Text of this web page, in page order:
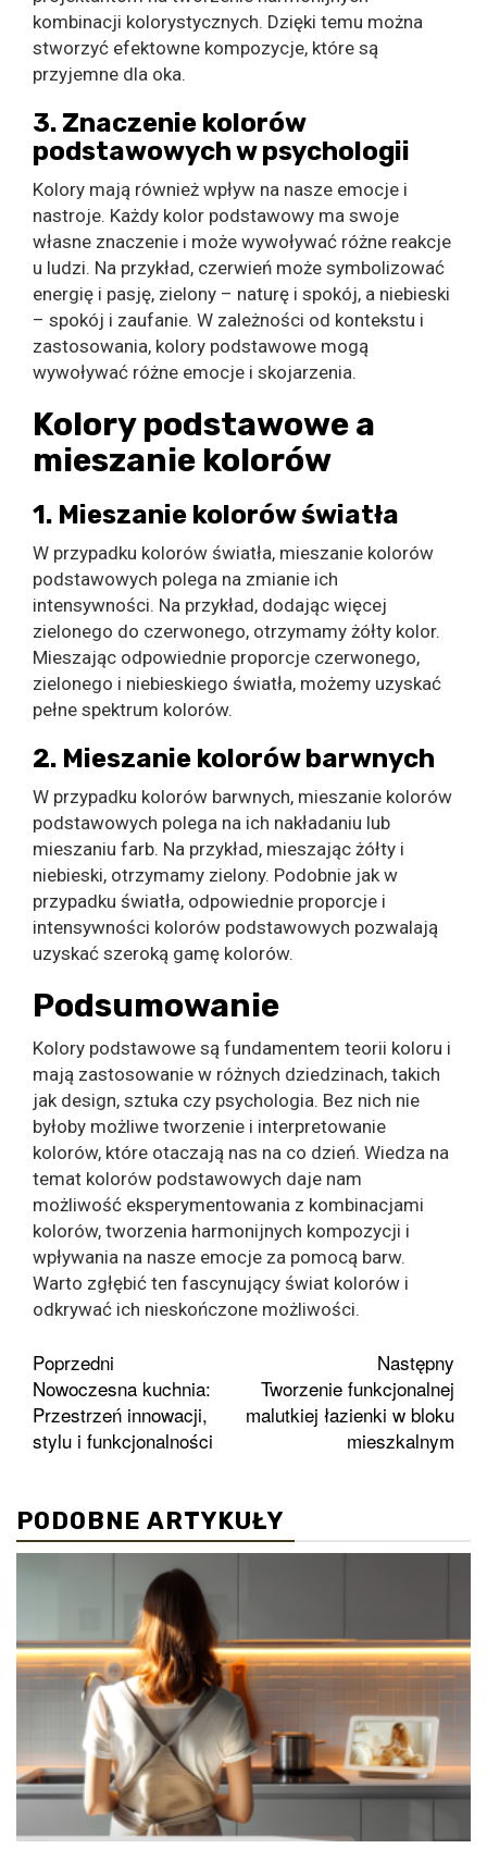
kombinacji kolorystycznych. Dzięki temu można
stworzyć efektowne kompozycje, które są
przyjemne dla oka.
3. Znaczenie kolorów
podstawowych w psychologii
Kolory mają również wpływ na nasze emocje i
nastroje. Każdy kolor podstawowy ma swoje
własne znaczenie i może wywoływać różne reakcje
u ludzi. Na przykład, czerwień może symbolizować
energię i pasję, zielony – naturę i spokój, a niebieski
– spokój i zaufanie. W zależności od kontekstu i
zastosowania, kolory podstawowe mogą
wywoływać różne emocje i skojarzenia.
Kolory podstawowe a
mieszanie kolorów
1. Mieszanie kolorów światła
W przypadku kolorów światła, mieszanie kolorów
podstawowych polega na zmianie ich
intensywności. Na przykład, dodając więcej
zielonego do czerwonego, otrzymamy żółty kolor.
Mieszając odpowiednie proporcje czerwonego,
zielonego i niebieskiego światła, możemy uzyskać
pełne spektrum kolorów.
2. Mieszanie kolorów barwnych
W przypadku kolorów barwnych, mieszanie kolorów
podstawowych polega na ich nakładaniu lub
mieszaniu farb. Na przykład, mieszając żółty i
niebieski, otrzymamy zielony. Podobnie jak w
przypadku światła, odpowiednie proporcje i
intensywności kolorów podstawowych pozwalają
uzyskać szeroką gamę kolorów.
Podsumowanie
Kolory podstawowe są fundamentem teorii koloru i
mają zastosowanie w różnych dziedzinach, takich
jak design, sztuka czy psychologia. Bez nich nie
byłoby możliwe tworzenie i interpretowanie
kolorów, które otaczają nas na co dzień. Wiedza na
temat kolorów podstawowych daje nam
możliwość eksperymentowania z kombinacjami
kolorów, tworzenia harmonijnych kompozycji i
wpływania na nasze emocje za pomocą barw.
Warto zgłębić ten fascynujący świat kolorów i
odkrywać ich nieskończone możliwości.
Zobacz
wpisy
Poprzedni
Nowoczesna kuchnia:
Przestrzeń innowacji,
stylu i funkcjonalności
Następny
Tworzenie funkcjonalnej
malutkiej łazienki w bloku
mieszkalnym
PODOBNE ARTYKUŁY